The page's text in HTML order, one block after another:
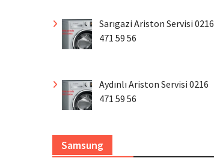
Sarıgazi Ariston Servisi 0216
471 59 56
Aydınlı Ariston Servisi 0216
471 59 56
Samsung